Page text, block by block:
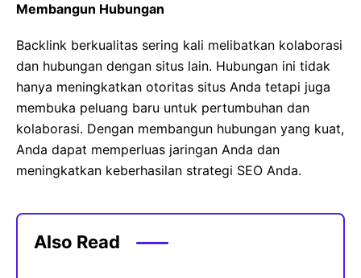
Membangun Hubungan
Backlink berkualitas sering kali melibatkan kolaborasi
dan hubungan dengan situs lain. Hubungan ini tidak
hanya meningkatkan otoritas situs Anda tetapi juga
membuka peluang baru untuk pertumbuhan dan
kolaborasi. Dengan membangun hubungan yang kuat,
Anda dapat memperluas jaringan Anda dan
meningkatkan keberhasilan strategi SEO Anda.
Also Read